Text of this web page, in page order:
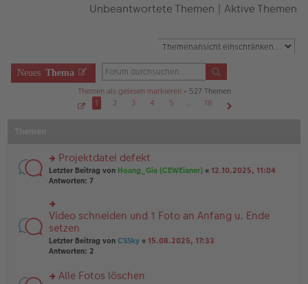
Unbeantwortete Themen | Aktive Themen
Neues Thema
Themen als gelesen markieren• 527 Themen
v
o
n
1
1 2 3 4 5 …
18
rs
te
u
n
g
el
es
e
er
Projektdatei defekt
Letzter Beitrag von Hoang_Gia (CEWEianer) « 12.10.2025, 11:04
Antworten: 7
rs
te
r
u
n
el
Video schneiden und 1 Foto an Anfang u. Ende
setzen
Letzter Beitrag von CSSky « 15.08.2025, 17:33
Antworten: 2
Alle Fotos löschen